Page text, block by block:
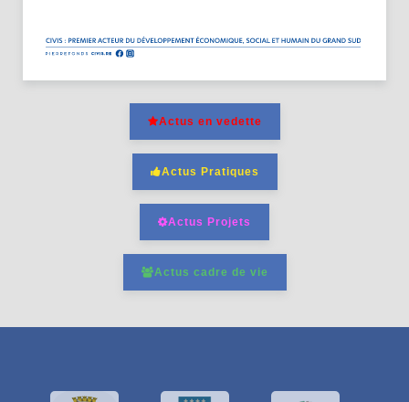
Actus en vedette
Actus Pratiques
Actus Projets
Actus cadre de vie